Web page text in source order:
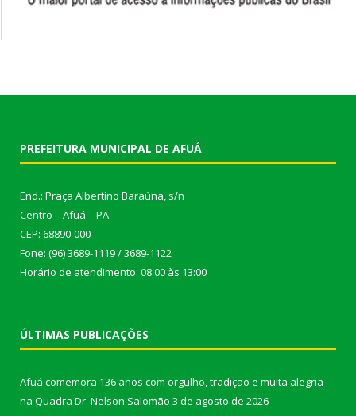
PREFEITURA MUNICIPAL DE AFUÁ
End.: Praça Albertino Baraúna, s/n
Centro – Afuá – PA
CEP: 68890-000
Fone: (96) 3689-1119 / 3689-1122
Horário de atendimento: 08:00 às 13:00
ÚLTIMAS PUBLICAÇÕES
Afuá comemora 136 anos com orgulho, tradição e muita alegria
na Quadra Dr. Nelson Salomão 3 de agosto de 2026